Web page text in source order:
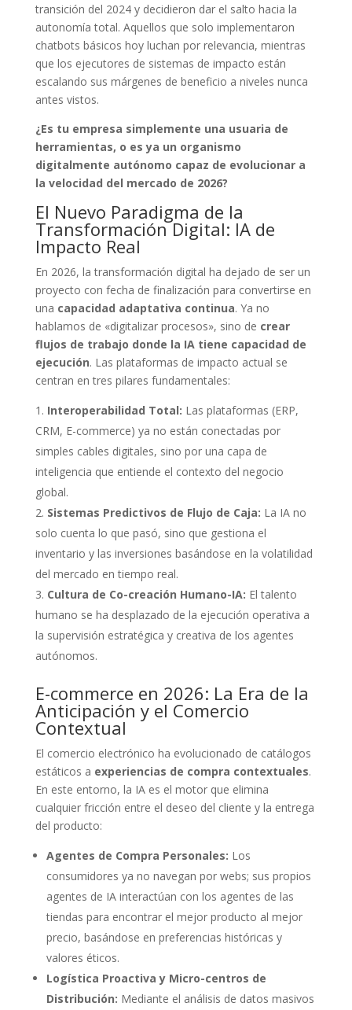
transición del 2024 y decidieron dar el salto hacia la
autonomía total. Aquellos que solo implementaron
chatbots básicos hoy luchan por relevancia, mientras
que los ejecutores de sistemas de impacto están
escalando sus márgenes de beneficio a niveles nunca
antes vistos.
¿Es tu empresa simplemente una usuaria de
herramientas, o es ya un organismo
digitalmente autónomo capaz de evolucionar a
la velocidad del mercado de 2026?
El Nuevo Paradigma de la
Transformación Digital: IA de
Impacto Real
En 2026, la transformación digital ha dejado de ser un
proyecto con fecha de finalización para convertirse en
una capacidad adaptativa continua. Ya no
hablamos de «digitalizar procesos», sino de crear
flujos de trabajo donde la IA tiene capacidad de
ejecución. Las plataformas de impacto actual se
centran en tres pilares fundamentales:
Interoperabilidad Total: Las plataformas (ERP,
CRM, E-commerce) ya no están conectadas por
simples cables digitales, sino por una capa de
inteligencia que entiende el contexto del negocio
global.
Sistemas Predictivos de Flujo de Caja: La IA no
solo cuenta lo que pasó, sino que gestiona el
inventario y las inversiones basándose en la volatilidad
del mercado en tiempo real.
Cultura de Co-creación Humano-IA: El talento
humano se ha desplazado de la ejecución operativa a
la supervisión estratégica y creativa de los agentes
autónomos.
E-commerce en 2026: La Era de la
Anticipación y el Comercio
Contextual
El comercio electrónico ha evolucionado de catálogos
estáticos a experiencias de compra contextuales.
En este entorno, la IA es el motor que elimina
cualquier fricción entre el deseo del cliente y la entrega
del producto:
Agentes de Compra Personales: Los
consumidores ya no navegan por webs; sus propios
agentes de IA interactúan con los agentes de las
tiendas para encontrar el mejor producto al mejor
precio, basándose en preferencias históricas y
valores éticos.
Logística Proactiva y Micro-centros de
Distribución: Mediante el análisis de datos masivos